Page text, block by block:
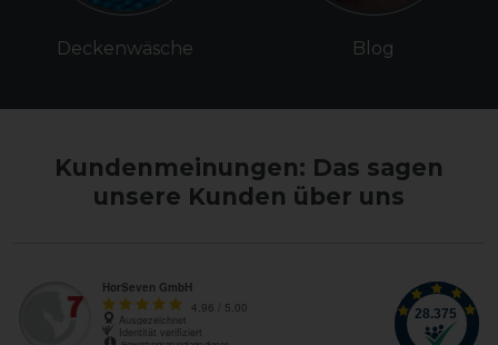
Deckenwäsche Blog
Kundenmeinungen: Das sagen
unsere Kunden über uns